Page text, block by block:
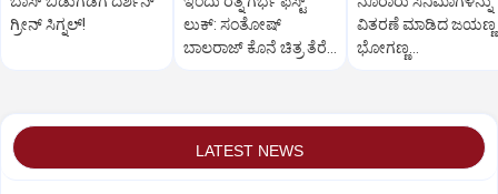
ಗ್ರೀನ್‌ ಸಿಗ್ನಲ್‌!
ಲುಕ್‌: ಸಂತೋಷ್‌
ಬಾಲರಾಜ್‌ ಕೊನೆ ಚಿತ್ರ ತೆರೆಗೆ
ವಿತರಣೆ ಮಾಡಿದ ಜಯಣ್ಣ
ಭೋಗಣ್ಣ
LATEST NEWS